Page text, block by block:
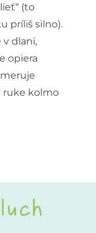
(to
príliš silno).
v dlani,
opiera
ruke kolmo